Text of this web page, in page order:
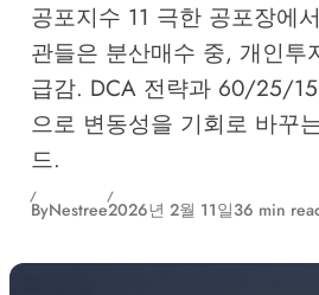
공포지수 11 극한 공포장에
관들은 분산매수 중, 개인투
급감. DCA 전략과 60/25/
으로 변동성을 기회로 바꾸
드.
ByNestree2026년 2월 11일36 min